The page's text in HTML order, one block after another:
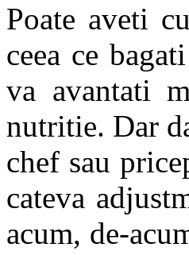
Poate aveti
ceea ce
va avantati
nutritie. Dar
chef sau
cateva
acum, de-